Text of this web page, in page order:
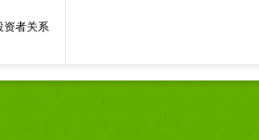
切尔西赞助商(2025已更新(最新/官方/入口)
资者关系